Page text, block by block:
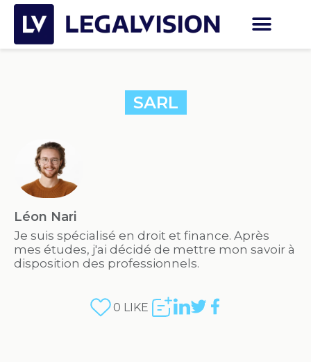
SARL
Léon Nari
Je suis spécialisé en droit et finance. Après
mes études, j'ai décidé de mettre mon savoir à
disposition des professionnels.
0 LIKE